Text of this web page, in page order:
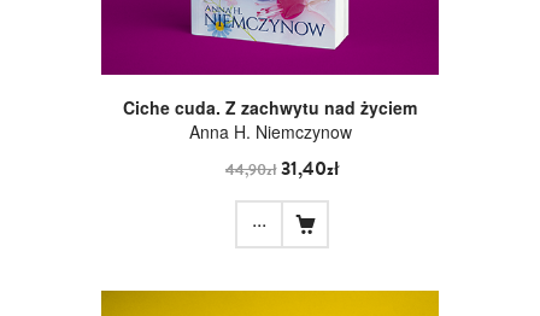
Ciche cuda. Z zachwytu nad życiem
Anna H. Niemczynow
44,90zł31,40zł
...